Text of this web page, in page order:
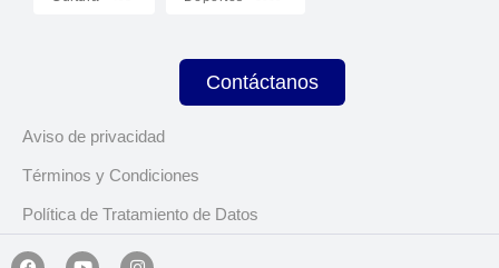
Contáctanos
Aviso de privacidad
Términos y Condiciones
Política de Tratamiento de Datos